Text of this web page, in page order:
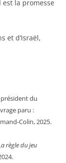
est la promesse
et d’Israël,
président du
paru :
Colin, 2025.
règle du jeu